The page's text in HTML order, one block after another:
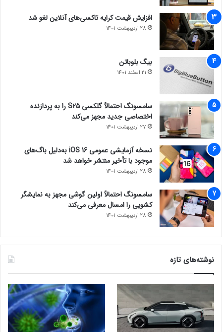
افزایش قیمت کرایه تاکسی‌های آنلاین لغو شد
28 اردیبهشت 1401
بیگ بلوباتن
21 اسفند 1401
سامسونگ احتمالاً گلکسی S25 را به پردازنده
اختصاصی جدید مجهز می‌کند
27 اردیبهشت 1401
نسخه آزمایشی عمومی iOS 16 به‌دلیل باگ‌های
موجود با تأخیر منتشر خواهد شد
28 اردیبهشت 1401
سامسونگ احتمالاً اولین گوشی مجهز به نمایشگر
کشویی را امسال معرفی می‌کند
28 اردیبهشت 1401
نوشته‌های تازه